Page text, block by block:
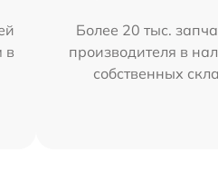
в
Более 20 тыс.
производителя в
собственных